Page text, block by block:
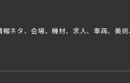
ネタ、会場、機材、求人、車両、美